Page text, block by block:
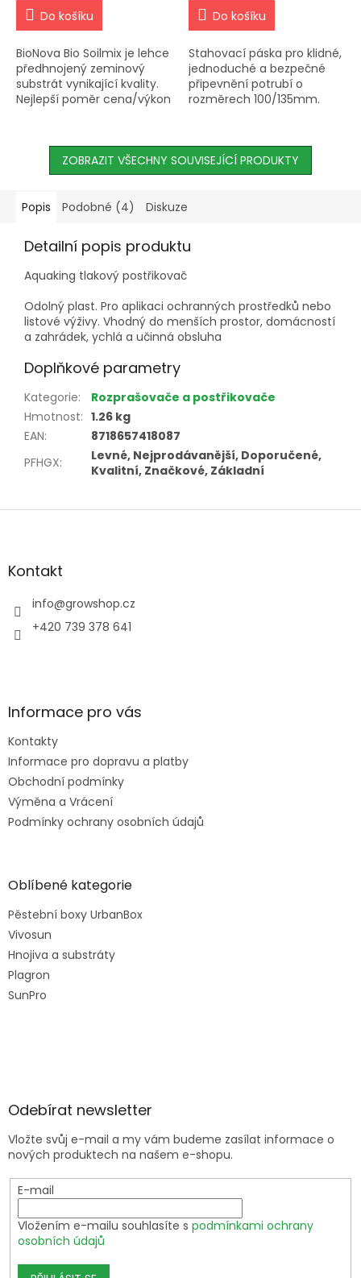
Do košíku
BioNova Bio Soilmix je lehce
předhnojený zeminový
substrát vynikající kvality.
Nejlepší poměr cena/výkon
Do košíku
Stahovací páska pro klidné,
jednoduché a bezpečné
připevnění potrubí o
rozměrech 100/135mm.
combiflex a sonoflex.
ZOBRAZIT VŠECHNY SOUVISEJÍCÍ PRODUKTY
Popis Podobné (4) Diskuze
Detailní popis produktu
Aquaking tlakový postřikovač
Odolný plast. Pro aplikaci ochranných prostředků nebo
listové výživy. Vhodný do menších prostor, domácností
a zahrádek, ychlá a učinná obsluha
Doplňkové parametry
Kategorie:
Rozprašovače a postřikovače
Hmotnost: 1.26 kg
EAN:
8718657418087
PFHGX:
Levné, Nejprodávanější, Doporučené,
Kvalitní, Značkové, Základní
Z
aKontakt
info@growshop.cz
+420 739 378 641
Informace pro vás
Kontakty
Informace pro dopravu a platby
Obchodní podmínky
Výměna a Vrácení
Podmínky ochrany osobních údajů
Oblíbené kategorie
Pěstební boxy UrbanBox
Vivosun
Hnojiva a substráty
Plagron
SunPro
Odebírat newsletter
Vložte svůj e-mail a my vám budeme zasílat informace o
nových produktech na našem e-shopu.
E-mail
Vložením e-mailu souhlasíte s podmínkami ochrany
osobních údajů